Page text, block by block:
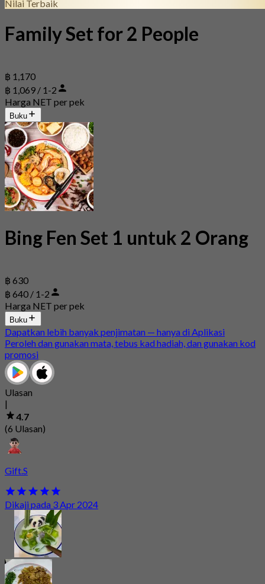
Nilai Terbaik
Family Set for 2 People
฿ 1,170
฿ 1,069 / 1-2
Harga NET per pek
Buku
Bing Fen Set 1 untuk 2 Orang
฿ 630
฿ 640 / 1-2
Harga NET per pek
Buku
Dapatkan lebih banyak penjimatan — hanya di Aplikasi
Peroleh dan gunakan mata, tebus kad hadiah, dan gunakan kod
promosi
Ulasan
|
4.7
(6 Ulasan)
Gift.S
Dikaji pada 3 Apr 2024